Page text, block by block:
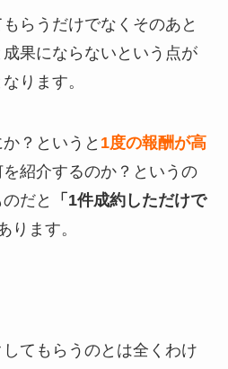
らうだけでなくそのあと
果にならないという点が
ります。
？というと 1度の報酬が高
を紹介するのか？というの
だと
「1件成約しただけで
ります。
てもらうのとは全くわけ